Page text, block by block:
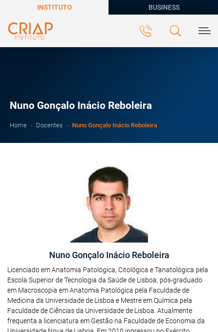
INSTITUTO BUSINESS
Nuno Gonçalo Inácio Reboleira
Home Docentes Nuno Gonçalo Inácio Reboleira
Nuno Gonçalo Inácio Reboleira
Licenciado em Anatomia Patológica, Citológica e Tanatológica pela
Escola Superior de Tecnologia da Saúde de Lisboa, pós-graduado
em Macroscopia em Anatomia Patológica pela Faculdade de
Medicina da Universidade de Lisboa e Mestre em Química pela
Faculdade de Ciências da Universidade de Lisboa. Atualmente
frequenta a licenciatura em Gestão na Faculdade de Economia da